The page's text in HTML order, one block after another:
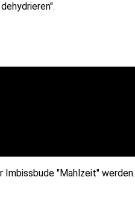
Imbissbude "Mahlzeit" werden.